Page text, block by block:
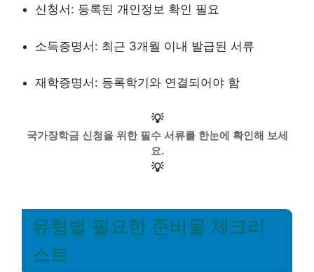
신청서: 등록된 개인정보 확인 필요
소득증명서: 최근 3개월 이내 발급된 서류
재학증명서: 등록학기와 연결되어야 함
💡
국가장학금 신청을 위한 필수 서류를 한눈에 확인해 보세
요.
💡
유형별 필요한 준비물 체크리
스트